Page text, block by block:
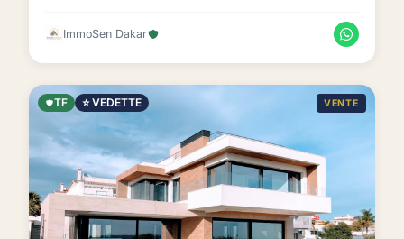
ImmoSen Dakar
TF ⭐ VEDETTE VENTE